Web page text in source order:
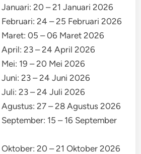
Januari: 20 – 21 Januari 2026
Februari: 24 – 25 Februari 2026
Maret: 05 – 06 Maret 2026
April: 23 – 24 April 2026
19 – 20 Mei 2026
Juni: 23 – 24 Juni 2026
Juli: 23 – 24 Juli 2026
Agustus: 27 – 28 Agustus 2026
15 – 16 September
Oktober: 20 – 21 Oktober 2026